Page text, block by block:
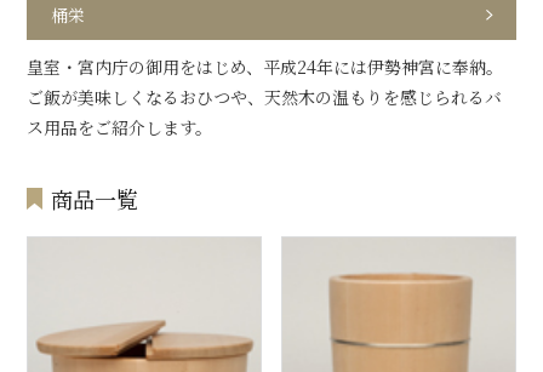
桶栄
皇室・宮内庁の御用をはじめ、平成24年には伊勢神宮に奉納。
ご飯が美味しくなるおひつや、天然木の温もりを感じられるバ
ス用品をご紹介します。
商品一覧